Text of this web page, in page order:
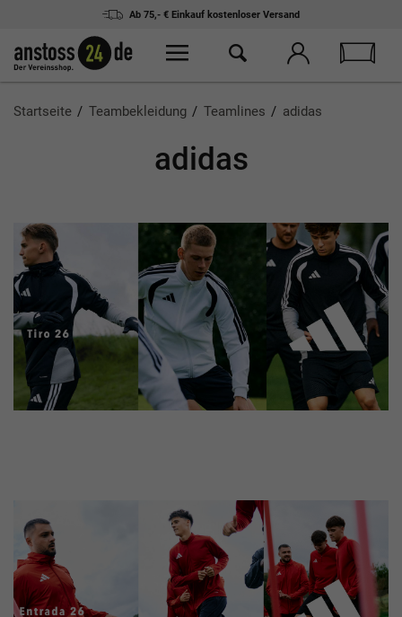
Ab 75,- € Einkauf kostenloser Versand
Startseite Teambekleidung Teamlines adidas
adidas